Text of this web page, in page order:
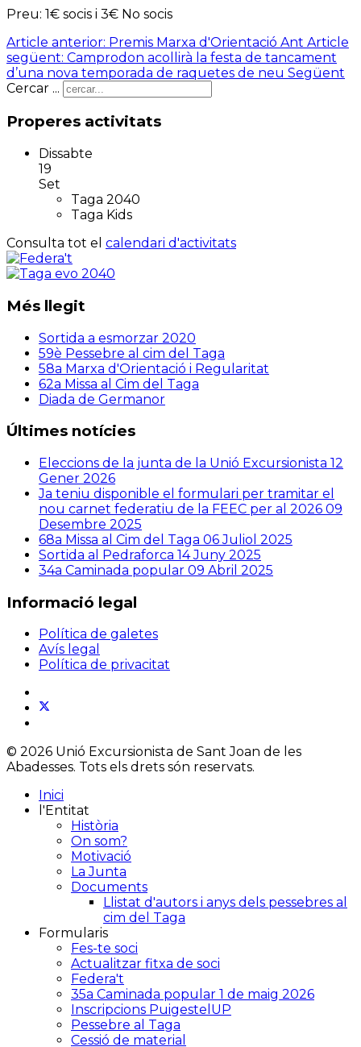
Preu: 1€ socis i 3€ No socis
Article anterior: Premis Marxa d'Orientació Ant Article
següent: Camprodon acollirà la festa de tancament
d’una nova temporada de raquetes de neu Següent
Cercar ...
Properes activitats
Dissabte
19
Set
Taga 2040
Taga Kids
Consulta tot el calendari d'activitats
Més llegit
Sortida a esmorzar 2020
59è Pessebre al cim del Taga
58a Marxa d'Orientació i Regularitat
62a Missa al Cim del Taga
Diada de Germanor
Últimes notícies
Eleccions de la junta de la Unió Excursionista 12
Gener 2026
Ja teniu disponible el formulari per tramitar el
nou carnet federatiu de la FEEC per al 2026 09
Desembre 2025
68a Missa al Cim del Taga 06 Juliol 2025
Sortida al Pedraforca 14 Juny 2025
34a Caminada popular 09 Abril 2025
Informació legal
Política de galetes
Avís legal
Política de privacitat
© 2026 Unió Excursionista de Sant Joan de les
Abadesses. Tots els drets són reservats.
Inici
l'Entitat
Història
On som?
Motivació
La Junta
Documents
Llistat d'autors i anys dels pessebres al
cim del Taga
Formularis
Fes-te soci
Actualitzar fitxa de soci
Federa't
35a Caminada popular 1 de maig 2026
Inscripcions PuigestelUP
Pessebre al Taga
Cessió de material